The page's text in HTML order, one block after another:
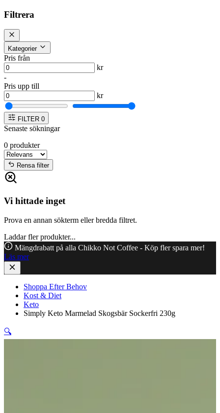
Filtrera
Kategorier
Pris från
kr
-
Pris upp till
kr
FILTER 0
Senaste sökningar
0 produkter
Rensa filter
Vi hittade inget
Prova en annan sökterm eller bredda filtret.
Laddar fler produkter...
Mängdrabatt på alla Chikko Not Coffee - Köp fler spara mer!
Läs mer
Shoppa Efter Behov
Kost & Diet
Keto
Simply Keto Marmelad Skogsbär Sockerfri 230g
🔍